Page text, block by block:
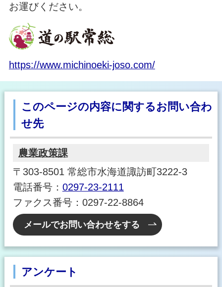
お運びください。
https://www.michinoeki-joso.com/
このページの内容に関するお問い合わ
せ先
農業政策課
〒303-8501 常総市水海道諏訪町3222-3
電話番号： 0297-23-2111
ファクス番号：0297-22-8864
メールでお問い合わせをする
アンケート